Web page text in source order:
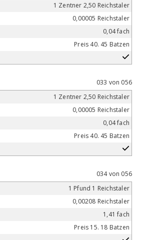
1 Zentner 2,50 Reichstaler
0,00005 Reichstaler
0,04 fach
Preis 40. 45 Batzen
033 von 056
1 Zentner 2,50 Reichstaler
0,00005 Reichstaler
0,04 fach
Preis 40. 45 Batzen
034 von 056
1 Pfund 1 Reichstaler
0,00208 Reichstaler
1,41 fach
Preis 15. 18 Batzen